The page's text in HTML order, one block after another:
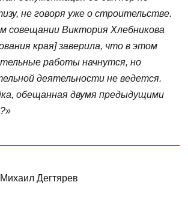
не говоря уже о строительстве.
совещании Виктория Хлебникова
края] заверила, что в этом
работы начнутся, но
деятельности не ведется.
обещанная двумя предыдущими
Дегтярев